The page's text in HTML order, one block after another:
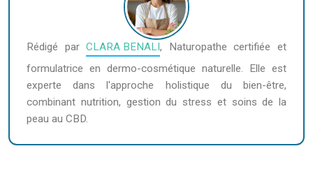
Rédigé parCLARA BENALI, Naturopathe certifiée et
formulatrice en dermo-cosmétique naturelle. Elle est
experte dans l'approche holistique du bien-être,
combinant nutrition, gestion du stress et soins de la
peau au CBD.